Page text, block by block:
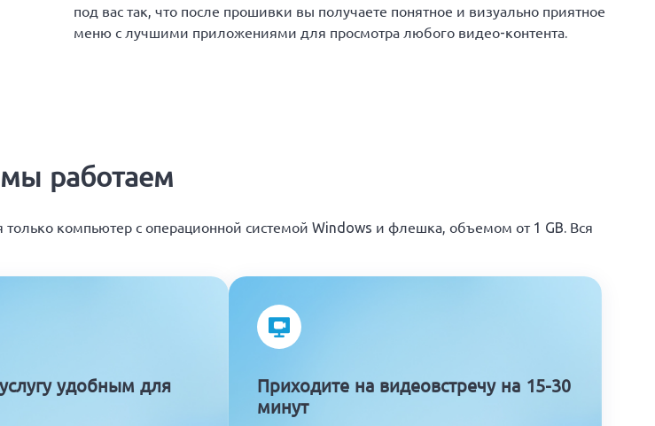
под вас так, что после прошивки вы получаете понятное и визуально приятное
меню с лучшими приложениями для просмотра любого видео-контента.
работаем
компьютер с операционной системой Windows и флешка, объемом от 1 GB. Вся
удобным для
Приходите на видеовстречу на 15-30
минут